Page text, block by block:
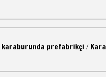
karaburunda prefabrikçi /